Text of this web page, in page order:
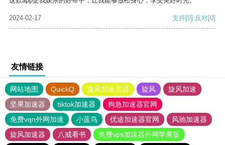
2024-02-17 支持[0] 反对[0]
友情链接
网站地图 QuickQ 旋风加速度器 旋风
旋风加速
坚果加速器
tiktok加速器
狗急加速器官网
免费vqn外网加速
小蓝鸟 优途加速器官网
风驰加速器
旋风加速器
八戒看书
免费vps加速器外网苹果版